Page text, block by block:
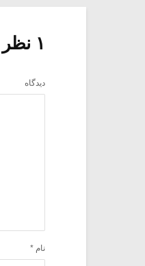
۱ نظر
دیدگاه
نام *